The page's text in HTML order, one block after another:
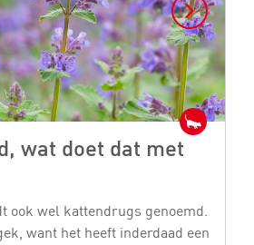
wat doet dat met
ook wel kattendrugs genoemd.
want het heeft inderdaad een